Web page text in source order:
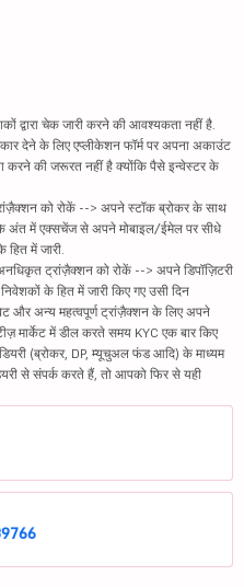
द्वारा चेक जारी करने की आवश्यकता नहीं है.
देने के लिए एप्लीकेशन फॉर्म पर अपना अकाउंट
करने की जरूरत नहीं है क्योंकि पैसे इन्वेस्टर के
को रोकें --> अपने स्टॉक ब्रोकर के साथ
अंत में एक्सचेंज से अपने मोबाइल/ईमेल पर सीधे
में जारी.
ट्रांज़ैक्शन को रोकें --> अपने डिपॉज़िटरी
के हित में जारी किए गए उसी दिन
और अन्य महत्वपूर्ण ट्रांज़ैक्शन के लिए अपने
मार्केट में डील करते समय KYC एक बार किए
(ब्रोकर, DP, म्यूचुअल फंड आदि) के माध्यम
से संपर्क करते हैं, तो आपको फिर से यही